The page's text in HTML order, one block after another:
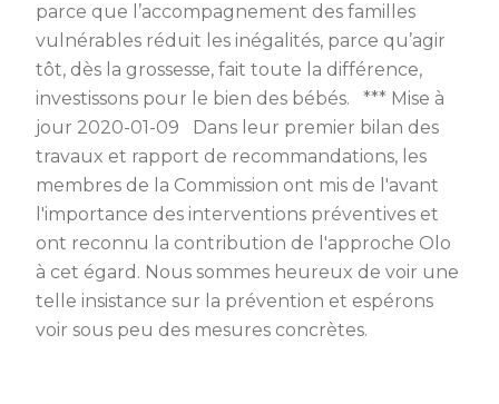
parce que l’accompagnement des familles
vulnérables réduit les inégalités, parce qu’agir
tôt, dès la grossesse, fait toute la différence,
investissons pour le bien des bébés. *** Mise à
jour 2020-01-09 Dans leur premier bilan des
travaux et rapport de recommandations, les
membres de la Commission ont mis de l'avant
l'importance des interventions préventives et
ont reconnu la contribution de l'approche Olo
à cet égard. Nous sommes heureux de voir une
telle insistance sur la prévention et espérons
voir sous peu des mesures concrètes.